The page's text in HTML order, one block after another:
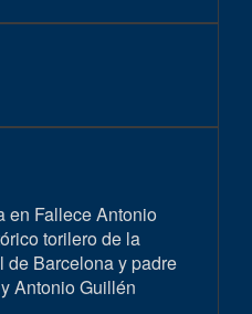
en Fallece Antonio
torilero de la
de Barcelona y padre
Antonio Guillén